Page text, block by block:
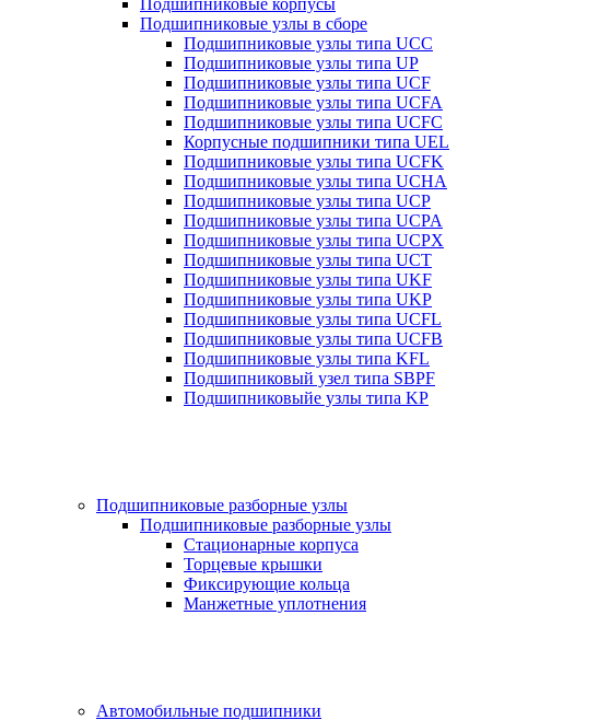
Подшипниковые корпусы
Подшипниковые узлы в сборе
Подшипниковые узлы типа UCC
Подшипниковые узлы типа UP
Подшипниковые узлы типа UCF
Подшипниковые узлы типа UCFA
Подшипниковые узлы типа UCFC
Корпусные подшипники типа UEL
Подшипниковые узлы типа UCFK
Подшипниковые узлы типа UCHA
Подшипниковые узлы типа UCP
Подшипниковые узлы типа UCPA
Подшипниковые узлы типа UCPX
Подшипниковые узлы типа UCT
Подшипниковые узлы типа UKF
Подшипниковые узлы типа UKP
Подшипниковые узлы типа UCFL
Подшипниковые узлы типа UCFB
Подшипниковые узлы типа KFL
Подшипниковый узел типа SBPF
Подшипниковыйе узлы типа KP
Подшипниковые разборные узлы
Подшипниковые разборные узлы
Стационарные корпуса
Торцевые крышки
Фиксирующие кольца
Манжетные уплотнения
Автомобильные подшипники